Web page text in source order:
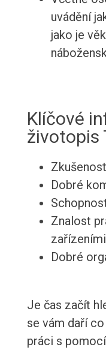
uvádění
jako je
Klíčové
životopis
Dobré
Znalost
zařízeními
Dobré
Je čas začít
se vám daří
práci s pomocí